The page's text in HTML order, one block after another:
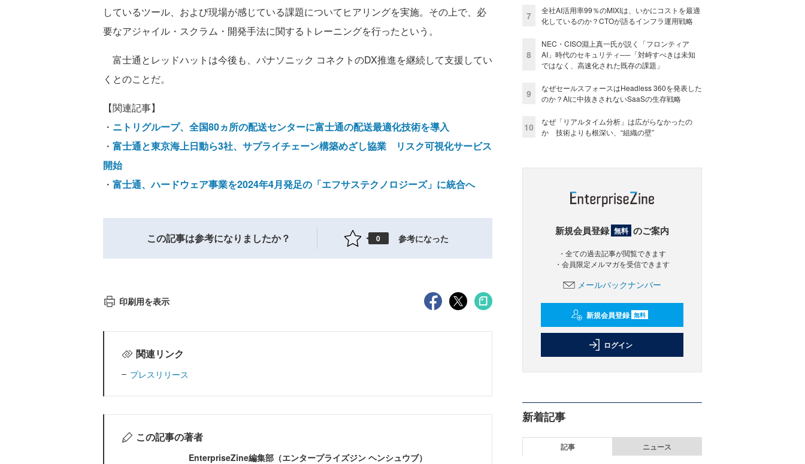
しているツール、および現場が感じている課題についてヒアリングを実施。その上で、必
要なアジャイル・スクラム・開発手法に関するトレーニングを行ったという。
富士通とレッドハットは今後も、パナソニック コネクトのDX推進を継続して支援してい
くとのことだ。
【関連記事】
・ ニトリグループ、全国80ヵ所の配送センターに富士通の配送最適化技術を導入
・ 富士通と東京海上日動ら3社、サプライチェーン構築めざし協業 リスク可視化サービス
開始
・ 富士通、ハードウェア事業を2024年4月発足の「エフサステクノロジーズ」に統合へ
この記事は参考になりましたか？ 0 参考になった
印刷用を表示
関連リンク
プレスリリース
この記事の著者
EnterpriseZine編集部（エンタープライズジン ヘンシュウブ）
7
全社AI活用率99％のMIXIは、いかにコストを最適
化しているのか？CTOが語るインフラ運用戦略
8
NEC・CISO淵上真一氏が説く「フロンティア
AI」時代のセキュリティ──「対峙すべきは未知
ではなく、高速化された既存の課題」
9
なぜセールスフォースはHeadless 360を発表した
のか？AIに中抜きされないSaaSの生存戦略
10
なぜ「リアルタイム分析」は広がらなかったの
か 技術よりも根深い、“組織の壁”
新規会員登録 無料 のご案内
・全ての過去記事が閲覧できます
・会員限定メルマガを受信できます
メールバックナンバー
新規会員登録 無料
ログイン
新着記事
記事 ニュース